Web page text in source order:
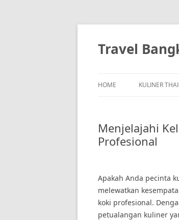
Skip
Travel
HOME KULINER
Menjelajahi
Profesional
Apakah Anda pecinta
melewatkan
koki profesional.
petualangan kuliner